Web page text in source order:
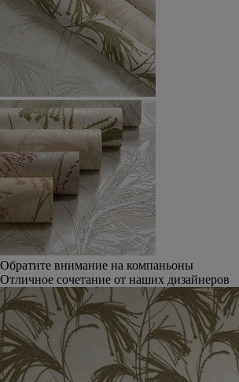
Обратите внимание на компаньоны
Отличное сочетание от наших дизайнеров